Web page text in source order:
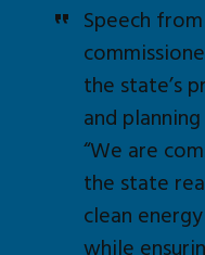
Speech
the state’s
and
“We are
the state
clean
while